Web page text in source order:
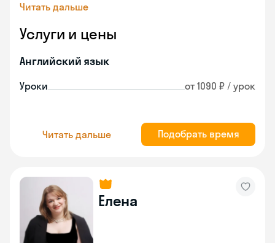
Читать дальше
Услуги и цены
Английский язык
Уроки от 1090 ₽ / урок
Читать дальше Подобрать время
Елена